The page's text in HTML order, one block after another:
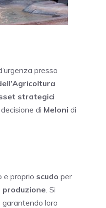
presso
strategici
decisione di Meloni di
e proprio scudo per
produzione . Si
, garantendo loro